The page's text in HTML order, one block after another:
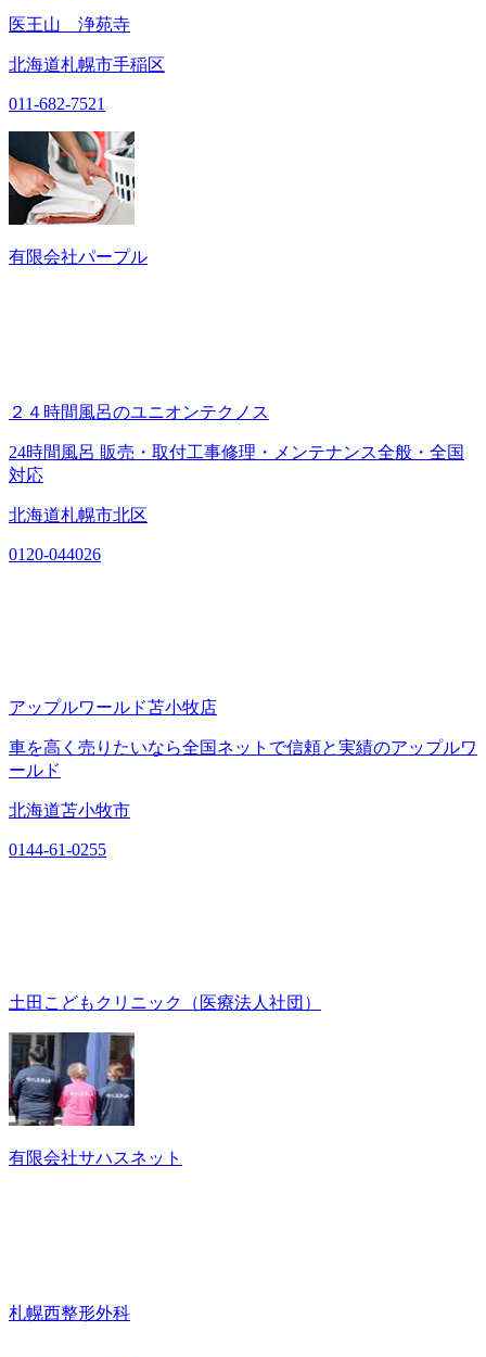
医王山 浄苑寺
北海道札幌市手稲区
011-682-7521
有限会社パープル
２４時間風呂のユニオンテクノス
24時間風呂 販売・取付工事修理・メンテナンス全般・全国
対応
北海道札幌市北区
0120-044026
アップルワールド苫小牧店
車を高く売りたいなら全国ネットで信頼と実績のアップルワ
ールド
北海道苫小牧市
0144-61-0255
土田こどもクリニック（医療法人社団）
有限会社サハスネット
札幌西整形外科